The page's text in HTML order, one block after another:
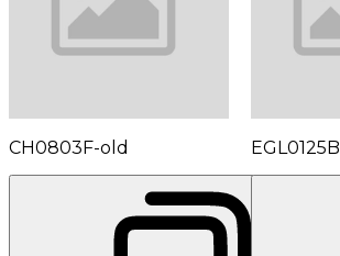
CH0803F-old EGL0125B